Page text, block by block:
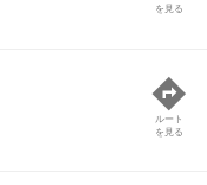
を見る
ルート
を見る